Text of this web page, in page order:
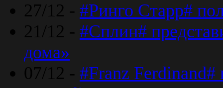
27/12 - #Ринго Старр#
21/12 - #Сплин#
дома»
07/12 - #Franz